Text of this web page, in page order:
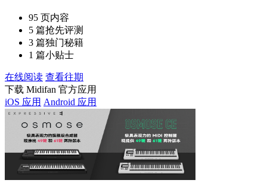
95 页内容
5 篇抢先评测
3 篇独门秘籍
1 篇小贴士
在线阅读 查看往期
下载 Midifan 官方应用
iOS 应用 Android 应用